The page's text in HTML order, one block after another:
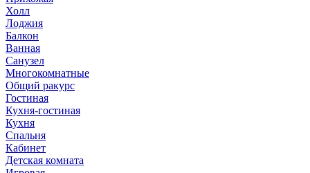
Холл
Лоджия
Балкон
Ванная
Санузел
Многокомнатные
Общий ракурс
Гостиная
Кухня-гостиная
Кухня
Спальня
Кабинет
Детская комната